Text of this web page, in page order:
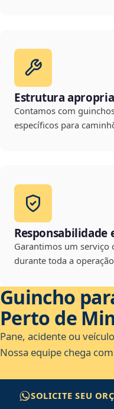
Estrutura
Contamos com
específicos para
Responsabilidade
Garantimos um serviço
durante toda a
Guincho
Perto de
Pane, acidente ou
Nossa equipe chega
SOLICITE SEU